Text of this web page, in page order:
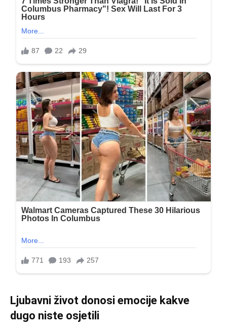
Ljubavni život donosi emocije kakve
dugo niste osjetili